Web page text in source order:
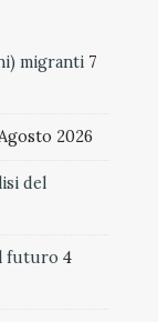
migranti 7
2026
del
futuro 4